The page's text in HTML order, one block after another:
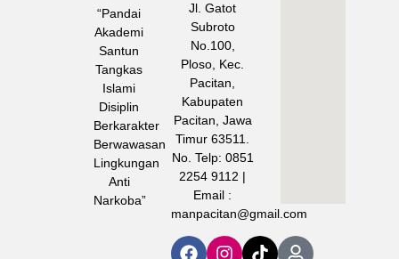
“Pandai
Akademi
Santun
Tangkas
Islami
Disiplin
Berkarakter
Berwawasan
Lingkungan
Anti
Narkoba”
Jl. Gatot
Subroto
No.100,
Ploso, Kec.
Pacitan,
Kabupaten
Pacitan, Jawa
Timur 63511.
No. Telp: 0851
2254 9112 |
Email :
manpacitan@gmail.com